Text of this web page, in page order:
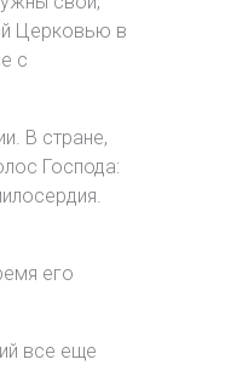
Церковью в
с
В стране,
Господа:
его
все еще